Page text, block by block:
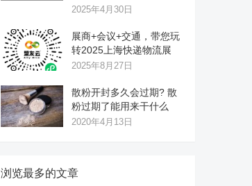
2025年4月30日
展商+会议+交通，带您玩
转2025上海快递物流展
2025年8月27日
散粉开封多久会过期? 散
粉过期了能用来干什么
2020年4月13日
浏览最多的文章